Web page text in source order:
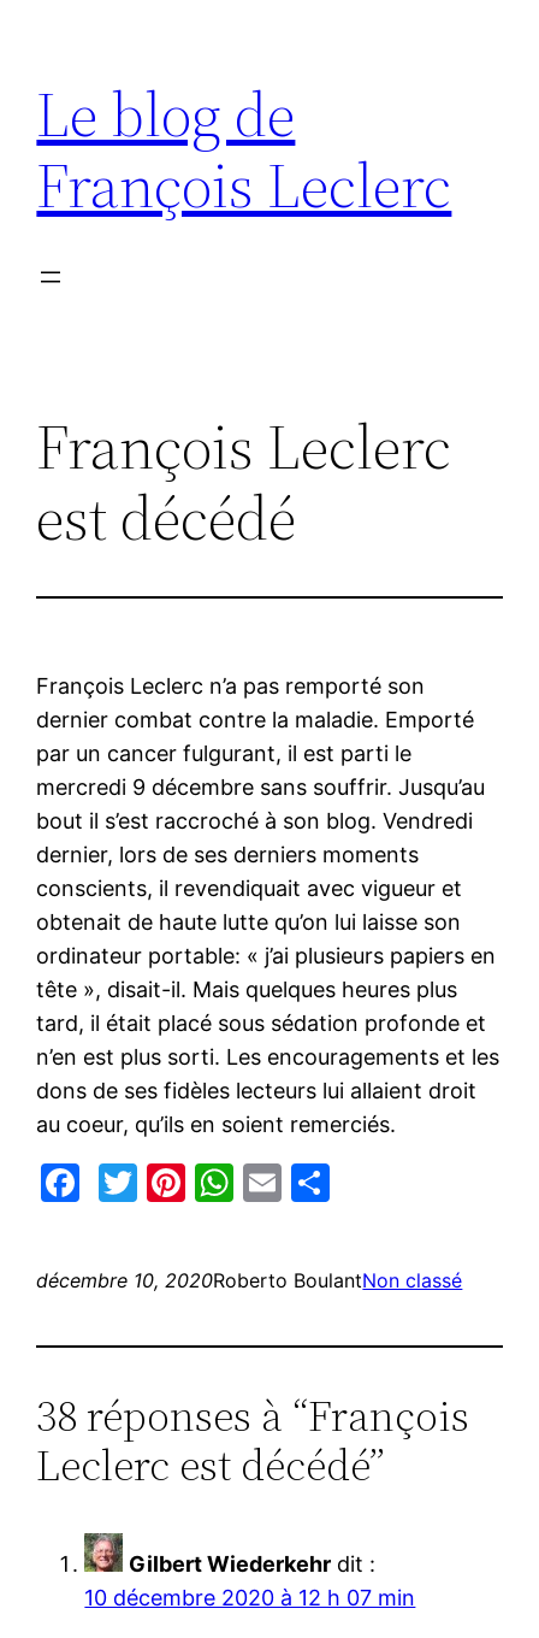
contenu
Le blog de
François Leclerc
François Leclerc
est décédé
François Leclerc n’a pas remporté son
dernier combat contre la maladie. Emporté
par un cancer fulgurant, il est parti le
mercredi 9 décembre sans souffrir. Jusqu’au
bout il s’est raccroché à son blog. Vendredi
dernier, lors de ses derniers moments
conscients, il revendiquait avec vigueur et
obtenait de haute lutte qu’on lui laisse son
ordinateur portable: « j’ai plusieurs papiers en
tête », disait-il. Mais quelques heures plus
tard, il était placé sous sédation profonde et
n’en est plus sorti. Les encouragements et les
dons de ses fidèles lecteurs lui allaient droit
au coeur, qu’ils en soient remerciés.
Facebook
Twitter
Pinterest
WhatsApp
Email
décembre 10, 2020Roberto BoulantNon classé
38 réponses à “François
Leclerc est décédé”
Gilbert Wiederkehr dit :
10 décembre 2020 à 12 h 07 min